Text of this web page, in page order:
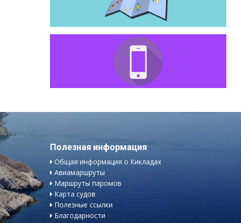
Полезная информация
Общая информация о Кикладах
Авиамаршруты
Маршруты паромов
Карта судов
Полезные ссылки
Благодарности